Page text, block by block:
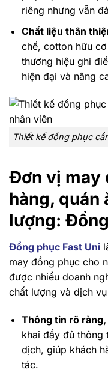
riêng nhưng vẫn
Chất liệu thân
chế, cotton hữu
thương hiệu ghi
hiện đại và nâng
Thiết kế đồng phục
Đơn vị may
hàng, quán
lượng:
Đồng phục Fast Uni
may đồng phục cho
được nhiều doanh
chất lượng và dịch
Thông tin rõ
khai đầy đủ thông
dịch, giúp khách
tác.